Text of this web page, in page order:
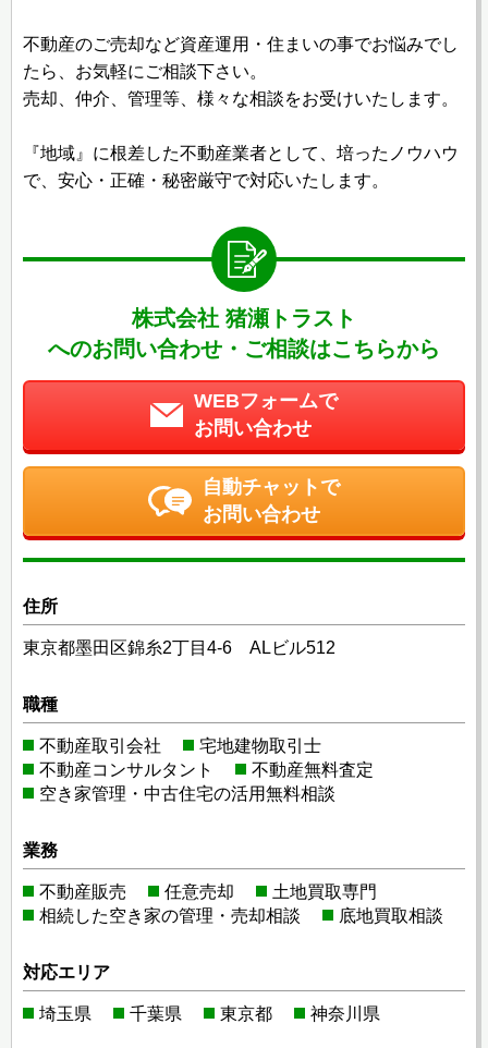
不動産のご売却など資産運用・住まいの事でお悩みでし
たら、お気軽にご相談下さい。
売却、仲介、管理等、様々な相談をお受けいたします。
『地域』に根差した不動産業者として、培ったノウハウ
で、安心・正確・秘密厳守で対応いたします。
株式会社 猪瀬トラスト
へのお問い合わせ・ご相談はこちらから
WEBフォームで
お問い合わせ
自動チャットで
お問い合わせ
住所
東京都墨田区錦糸2丁目4-6 ALビル512
職種
不動産取引会社
宅地建物取引士
不動産コンサルタント
不動産無料査定
空き家管理・中古住宅の活用無料相談
業務
不動産販売 任意売却
土地買取専門
相続した空き家の管理・売却相談
底地買取相談
対応エリア
埼玉県 千葉県 東京都 神奈川県